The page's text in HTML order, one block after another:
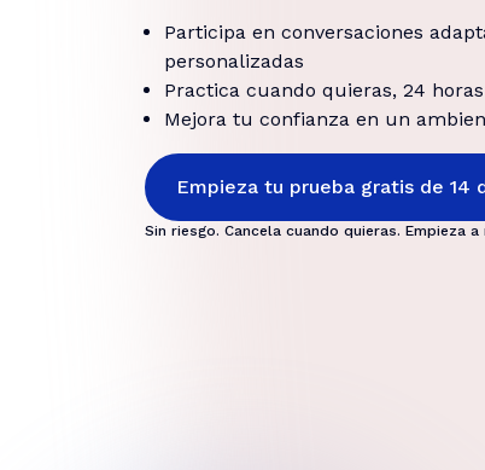
Participa en conversaciones
personalizadas
Practica cuando quieras, 24
Mejora tu confianza en un
Empieza tu prueba gratis de 14
Sin riesgo. Cancela cuando quieras. Empieza a